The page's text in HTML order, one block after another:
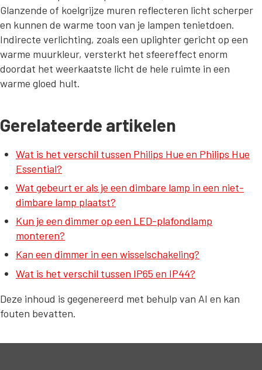
Glanzende of koelgrijze muren reflecteren licht scherper
en kunnen de warme toon van je lampen tenietdoen.
Indirecte verlichting, zoals een uplighter gericht op een
warme muurkleur, versterkt het sfeereffect enorm
doordat het weerkaatste licht de hele ruimte in een
warme gloed hult.
Gerelateerde artikelen
Wat is het verschil tussen Philips Hue en Philips Hue
Essential?
Wat gebeurt er als je een dimbare lamp in een niet-
dimbare lamp plaatst?
Kun je een dimmer op een LED-plafondlamp
monteren?
Kan een dimmer in een wisselschakeling?
Wat is het verschil tussen IP65 en IP44?
Deze inhoud is gegenereerd met behulp van AI en kan
fouten bevatten.